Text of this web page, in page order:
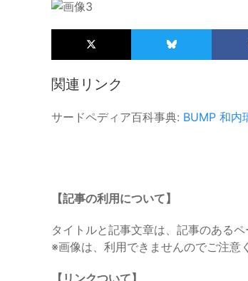
関連リンク
サードペディア百科事典: BUMP 和内
【記事の利用について】
タイトルと記事文章は、記事のある
※画像は、利用できませんのでご注意
【リンクついて】